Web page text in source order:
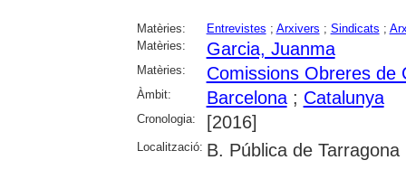
Matèries: Entrevistes ; Arxivers ; Sindicats ;
Matèries:
Garcia, Juanma
Matèries: Comissions Obreres de
Àmbit: Barcelona; Catalunya
Cronologia: [2016]
Localització: B. Pública de Tarragona